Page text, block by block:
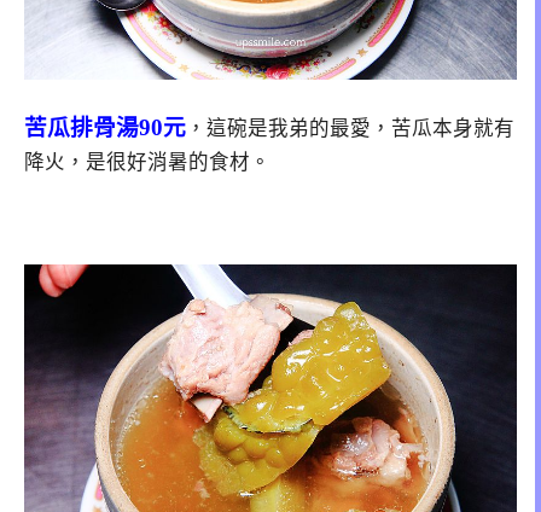
苦瓜排骨湯90元 ，這碗是我弟的最愛，苦瓜本身就有
降火，是很好消暑的食材。